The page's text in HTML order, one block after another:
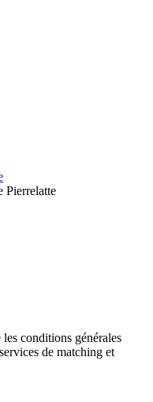
Pierrelatte
les conditions générales
de matching et